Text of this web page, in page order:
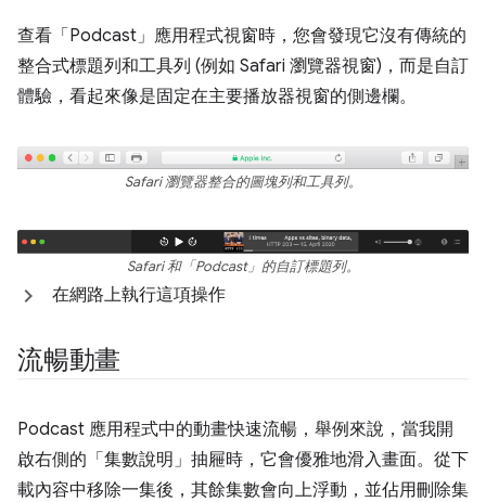
查看「Podcast」應用程式視窗時，您會發現它沒有傳統的
整合式標題列和工具列 (例如 Safari 瀏覽器視窗)，而是自訂
體驗，看起來像是固定在主要播放器視窗的側邊欄。
Safari 瀏覽器整合的圖塊列和工具列。
Safari 和「Podcast」的自訂標題列。
在網路上執行這項操作
流暢動畫
Podcast 應用程式中的動畫快速流暢，舉例來說，當我開
啟右側的「集數說明」 抽屜時，它會優雅地滑入畫面。從下
載內容中移除一集後，其餘集數會向上浮動，並佔用刪除集